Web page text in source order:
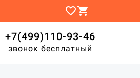
favorite_bordershopping_cart
+7(499)110-93-46
звонок бесплатный